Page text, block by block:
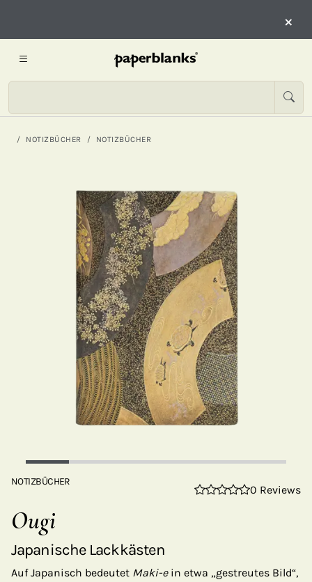
×
NOTIZBÜCHER NOTIZBÜCHER
NOTIZBÜCHER
0 Reviews
Ougi
Japanische Lackkästen
Auf Japanisch bedeutet Maki-ein etwa „gestreutes Bild“,